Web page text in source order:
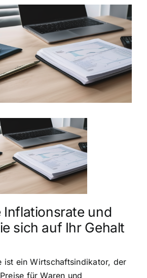
Inflationsrate und
sich auf Ihr Gehalt
ist ein Wirtschaftsindikator, der
für Waren und